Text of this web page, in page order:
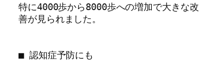
特に4000歩から8000歩への増加で大きな改
善が見られました。
■ 認知症予防にも